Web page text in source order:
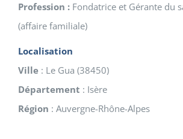
Profession : Fondatrice et Gérante du
(affaire familiale)
Localisation
Ville : Le Gua (38450)
Département : Isère
Région : Auvergne-Rhône-Alpes